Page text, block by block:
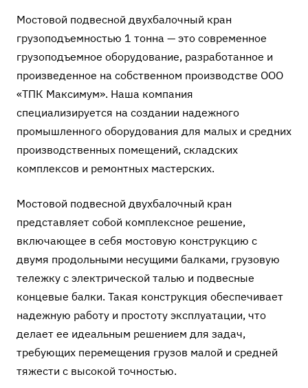
Мостовой подвесной двухбалочный кран
грузоподъемностью 1 тонна — это современное
грузоподъемное оборудование, разработанное и
произведенное на собственном производстве ООО
«ТПК Максимум». Наша компания
специализируется на создании надежного
промышленного оборудования для малых и средних
производственных помещений, складских
комплексов и ремонтных мастерских.
Мостовой подвесной двухбалочный кран
представляет собой комплексное решение,
включающее в себя мостовую конструкцию с
двумя продольными несущими балками, грузовую
тележку с электрической талью и подвесные
концевые балки. Такая конструкция обеспечивает
надежную работу и простоту эксплуатации, что
делает ее идеальным решением для задач,
требующих перемещения грузов малой и средней
тяжести с высокой точностью.